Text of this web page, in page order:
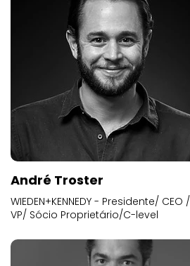
André Troster
WIEDEN+KENNEDY - Presidente/ CEO /
VP/ Sócio Proprietário/C-level